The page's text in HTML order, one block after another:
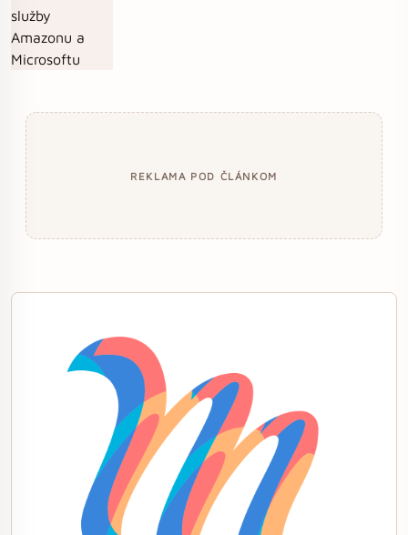
REKLAMA POD ČLÁNKOM